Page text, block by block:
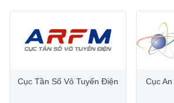
Tin địa phương
Tiêu chuẩn, đo lường, chất lượng
Năng lượng nguyên tử
Nhiệm vụ trọng tâm
Cục Tần Số Vô Tuyến Điện
Cục